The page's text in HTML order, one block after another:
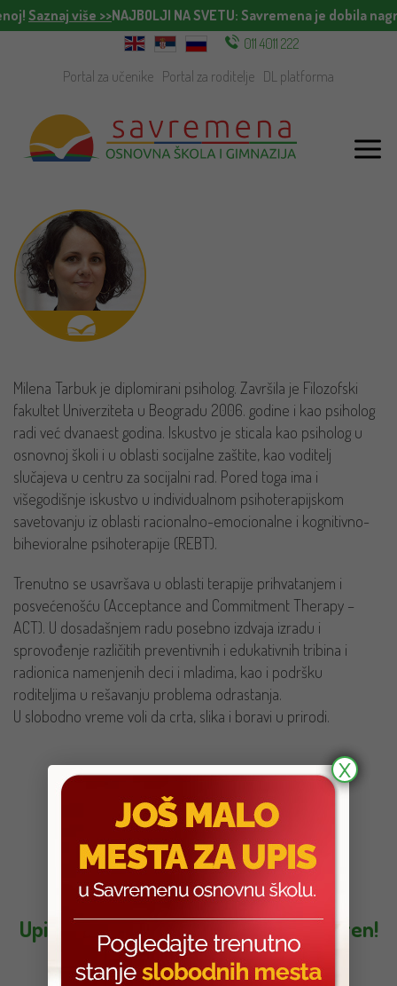
Saznaj više >>NAJBOLJI NA SVETU: Savremena je dobila
011 4011 222
Portal za učenike Portal za roditelje DL platforma
Milena Tarbuk je diplomirani psiholog. Završila je Filozofski
fakultet Univerziteta u Beogradu 2006. godine i kao psiholog
radi već dvanaest godina. Iskustvo je sticala kao psiholog u
osnovnoj školi i u oblasti socijalne zaštite, kao voditelj
slučajeva u centru za socijalni rad. Pored toga ima i
višegodišnje iskustvo u individualnom psihoterapijskom
savetovanju iz oblasti racionalno-emocionalne i kognitivno-
bihevioralne psihoterapije (REBT).
Trenutno se usavršava u oblasti terapije prihvatanjem i
posvećenošću (Acceptance and Commitment Therapy –
ACT). U dosadašnjem radu posebno izdvaja izradu i
sprovođenje različitih preventivnih i edukativnih tribina i
radionica namenjenih deci i mladima, kao i podršku
roditeljima u rešavanju problema odrastanja.
U slobodno vreme voli da crta, slika i boravi u prirodi.
Upis za generaciju 2026/27. je otvoren!
Kliknite na ovaj link da se prijavite »
X